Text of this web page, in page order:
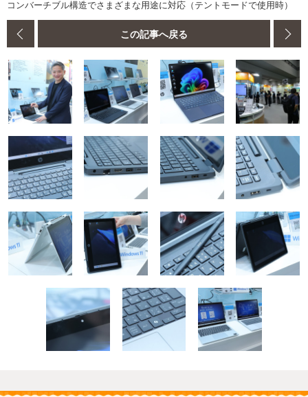
コンバーチブル構造でさまざまな用途に対応（テントモードで使用時）
この記事へ戻る